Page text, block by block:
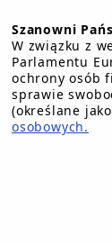
STRONA
Szanowni
W związku z
Parlamentu
ochrony osób
sprawie
(określane jako
osobowych.